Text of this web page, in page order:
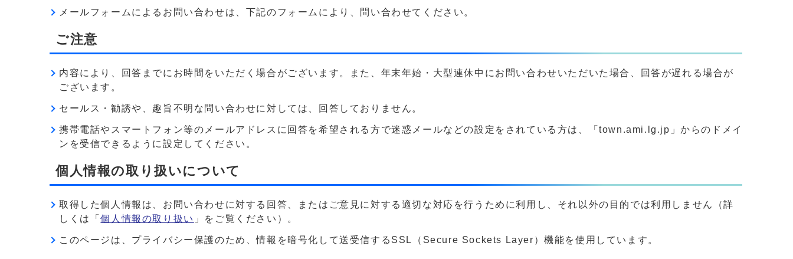
メールフォームによるお問い合わせは、下記のフォームにより、問い合わせてください。
ご注意
内容により、回答までにお時間をいただく場合がございます。また、年末年始・大型連休中にお問い合わせいただいた場合、回答が遅れる場合が
ございます。
セールス・勧誘や、趣旨不明な問い合わせに対しては、回答しておりません。
携帯電話やスマートフォン等のメールアドレスに回答を希望される方で迷惑メールなどの設定をされている方は、「town.ami.lg.jp」からのドメイ
ンを受信できるように設定してください。
個人情報の取り扱いについて
取得した個人情報は、お問い合わせに対する回答、またはご意見に対する適切な対応を行うために利用し、それ以外の目的では利用しません（詳
しくは「個人情報の取り扱い 」をご覧ください）。
このページは、プライバシー保護のため、情報を暗号化して送受信するSSL（Secure Sockets Layer）機能を使用しています。